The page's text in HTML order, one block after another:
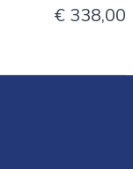
€ 338,00